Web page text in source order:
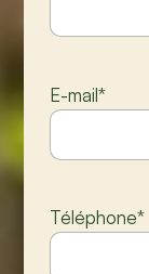
E-mail*
Téléphone*